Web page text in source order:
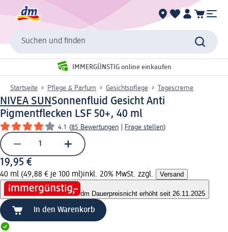
Suchen und finden
IMMERGÜNSTIG online einkaufen
Startseite Pflege & Parfum Gesichtspflege Tagescreme
NIVEA SUNSonnenfluid Gesicht Anti
Pigmentflecken LSF 50+, 40 ml
4.1 (85 Bewertungen Frage stellen)
19,95 €
40 ml (49,88 € je 100 ml)inkl. 20% MwSt. zzgl. Versand
dm Dauerpreisnicht erhöht seit 26.11.2025
In den Warenkorb